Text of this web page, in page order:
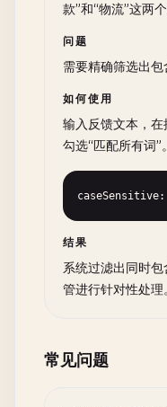
款”和“物流”这两
问题
需要精确筛选出包
如何使用
输入反馈文本，在
勾选“匹配所有词”。
结果
系统过滤出同时
管进行针对性处理。
常见问题